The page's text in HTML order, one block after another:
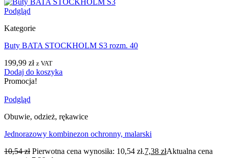
Podgląd
Kategorie
Buty BATA STOCKHOLM S3 rozm. 40
199,99 zł z VAT
Dodaj do koszyka
Promocja!
Podgląd
Obuwie, odzież, rękawice
Jednorazowy kombinezon ochronny, malarski
10,54zł Pierwotna cena wynosiła: 10,54 zł.7,38 złAktualna cena